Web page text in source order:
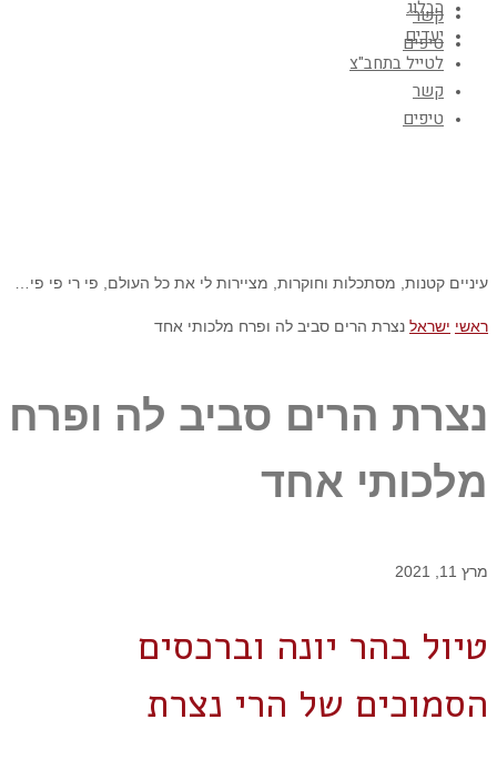
קשר
טיפים
הבלוג
יעדים
לטייל בתחב"צ
קשר
טיפים
עיניים קטנות, מסתכלות וחוקרות, מציירות לי את כל העולם, פי רי פי פי…
ראשי ישראל נצרת הרים סביב לה ופרח מלכותי אחד
נצרת הרים סביב לה ופרח
מלכותי אחד
מרץ 11, 2021
טיול בהר יונה וברכסים
הסמוכים של הרי נצרת